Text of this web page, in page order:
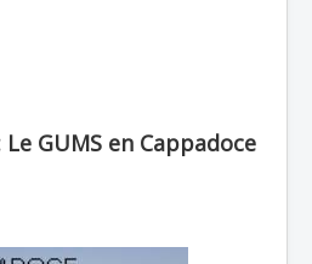
GUMS en Cappadoce